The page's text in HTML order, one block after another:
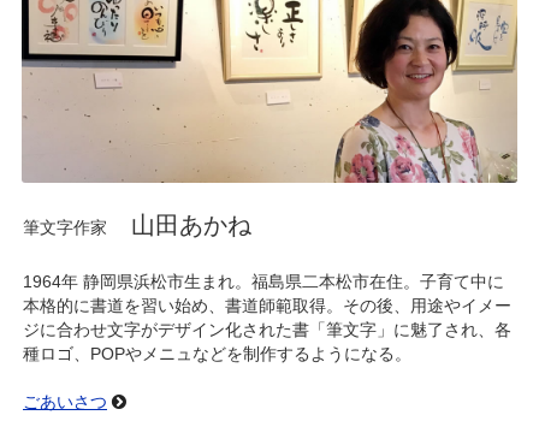
筆文字作家 山田あかね
1964年 静岡県浜松市生まれ。福島県二本松市在住。子育て中に
本格的に書道を習い始め、書道師範取得。その後、用途やイメー
ジに合わせ文字がデザイン化された書「筆文字」に魅了され、各
種ロゴ、POPやメニュなどを制作するようになる。
ごあいさつ